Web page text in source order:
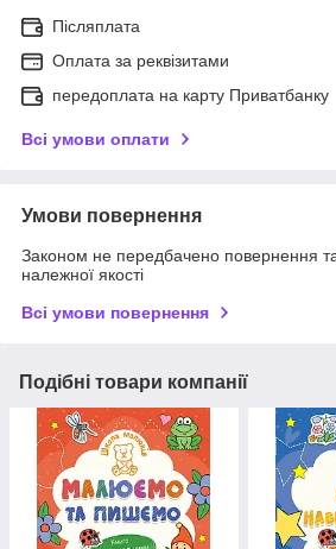
Післяплата
Оплата за реквізитами
передоплата на карту Приватбанку
Всі умови оплати
Умови повернення
Законом не передбачено повернення
належної якості
Всі умови повернення
Подібні товари компанії